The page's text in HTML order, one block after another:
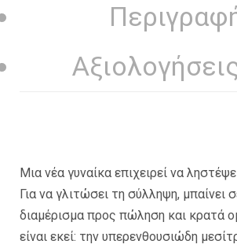
Μια νέα γυναίκα επιχειρεί να
Για να γλιτώσει τη σύλληψη, μπαίνει
διαμέρισμα προς πώληση και κρατά
είναι εκεί: την υπερενθουσιώδη